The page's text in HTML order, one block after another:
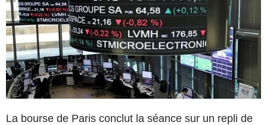
La bourse de Paris conclut la séance sur un repli de